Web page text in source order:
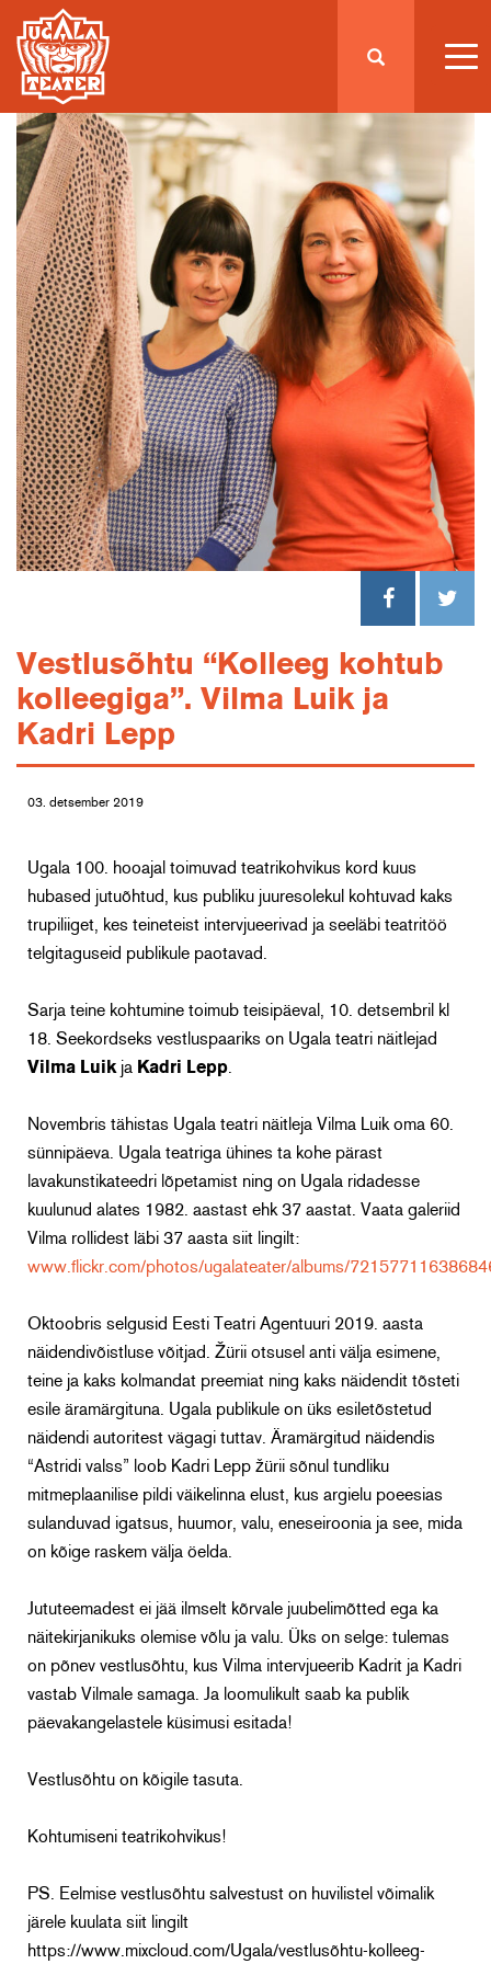
Vestlusõhtu “Kolleeg kohtub
kolleegiga”. Vilma Luik ja
Kadri Lepp
03. detsember 2019
Ugala 100. hooajal toimuvad teatrikohvikus kord kuus
hubased jutuõhtud, kus publiku juuresolekul kohtuvad kaks
trupiliiget, kes teineteist intervjueerivad ja seeläbi teatritöö
telgitaguseid publikule paotavad.
Sarja teine kohtumine toimub teisipäeval, 10. detsembril kl
18. Seekordseks vestluspaariks on Ugala teatri näitlejad
Vilma Luik ja Kadri Lepp
Novembris tähistas Ugala teatri näitleja Vilma Luik oma 60.
sünnipäeva. Ugala teatriga ühines ta kohe pärast
lavakunstikateedri lõpetamist ning on Ugala ridadesse
kuulunud alates 1982. aastast ehk 37 aastat. Vaata galeriid
Vilma rollidest läbi 37 aasta siit lingilt:
www.flickr.com/photos/ugalateater/albums/
Oktoobris selgusid Eesti Teatri Agentuuri 2019. aasta
näidendivõistluse võitjad. Žürii otsusel anti välja esimene,
teine ja kaks kolmandat preemiat ning kaks näidendit tõsteti
esile äramärgituna. Ugala publikule on üks esiletõstetud
näidendi autoritest vägagi tuttav. Äramärgitud näidendis
“Astridi valss” loob Kadri Lepp žürii sõnul tundliku
mitmeplaanilise pildi väikelinna elust, kus argielu poeesias
sulanduvad igatsus, huumor, valu, eneseiroonia ja see, mida
on kõige raskem välja öelda.
Jututeemadest ei jää ilmselt kõrvale juubelimõtted ega ka
näitekirjanikuks olemise võlu ja valu. Üks on selge: tulemas
on põnev vestlusõhtu, kus Vilma intervjueerib Kadrit ja Kadri
vastab Vilmale samaga. Ja loomulikult saab ka publik
päevakangelastele küsimusi esitada!
Vestlusõhtu on kõigile tasuta.
Kohtumiseni teatrikohvikus!
PS. Eelmise vestlusõhtu salvestust on huvilistel võimalik
järele kuulata siit lingilt
https://www.mixcloud.com/Ugala/vestlusõhtu-kolleeg-